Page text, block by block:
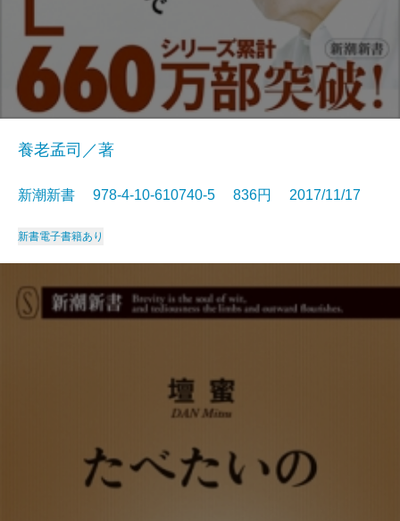
養老孟司／著
新潮新書 978-4-10-610740-5 836円 2017/11/17
新書電子書籍あり